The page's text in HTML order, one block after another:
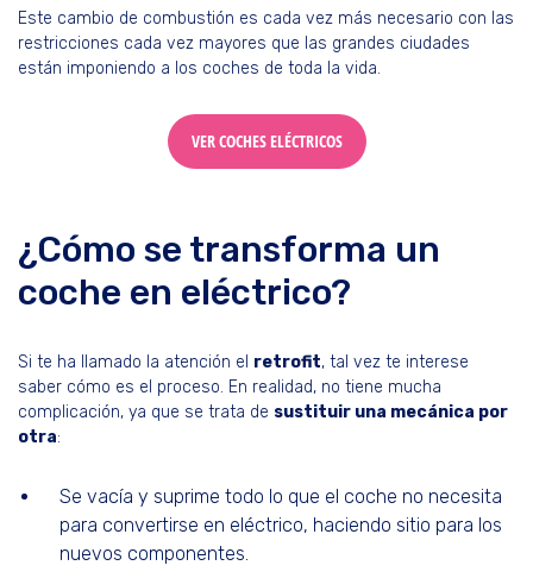
Este cambio de combustión es cada vez más necesario con las
restricciones cada vez mayores que las grandes ciudades
están imponiendo a los coches de toda la vida.
VER COCHES ELÉCTRICOS
¿Cómo se transforma un
coche en eléctrico?
Si te ha llamado la atención el retrofit, tal vez te interese
saber cómo es el proceso. En realidad, no tiene mucha
complicación, ya que se trata de sustituir una mecánica por
otra:
Se vacía y suprime todo lo que el coche no necesita
para convertirse en eléctrico, haciendo sitio para los
nuevos componentes.